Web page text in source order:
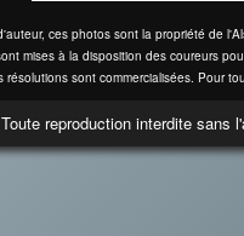
ces photos sont la propriété de
mises à la disposition des coureurs
résolutions sont commercialisées. Pour
reproduction interdite sans